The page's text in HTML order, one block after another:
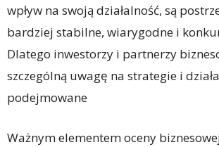
wpływ na swoją działalność, są
bardziej stabilne, wiarygodne i
Dlatego inwestorzy i partnerzy
szczególną uwagę na strategie i
podejmowane
Ważnym elementem oceny